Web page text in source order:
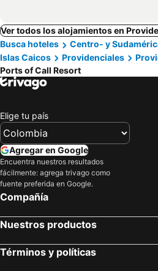
Ver todos los alojamientos en
Busca hoteles
Centro- y
Islas Caicos
Providenciales
Ports of Call Resort
Elige tu país
Agregar en Google
Encuentra nuestros resultados
fácilmente: agrega trivago como
fuente preferida en Google.
Compañía
Nuestros productos
Términos y políticas